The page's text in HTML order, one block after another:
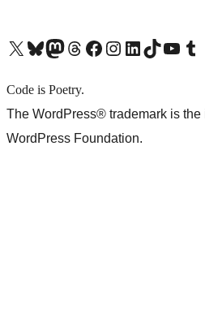
X (旧 Twitter) アカウントへBluesky アカウントへMastodon アカウントへThreads アカウントへ Facebook ページへInstagram アカウントへ LinkedIn アカウントへTikTok アカウントへYouTube チャンネルへ Tumblr アカウントへ
Code is Poetry.
The WordPress® trademark is
WordPress Foundation.